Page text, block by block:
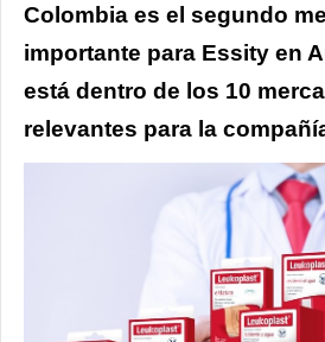
Colombia es el segundo
importante para Essity en
está dentro de los 10
relevantes para la